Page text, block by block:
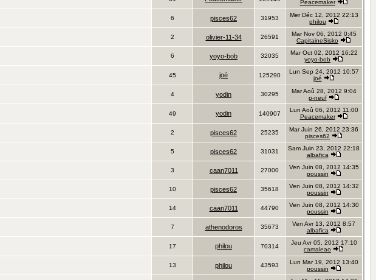
Peacemaker
6 pisces62 31953
Mer Déc 12, 2012 22:13
philou
2 olivier-11-34 26591
Mar Nov 06, 2012 0:45
CapitaineSisko
6 yoyo-bob 32035
Mar Oct 02, 2012 16:22
yoyo-bob
45 joé 125290
Lun Sep 24, 2012 10:57
joé
4 yodin 30295
Mar Aoû 28, 2012 9:04
p-neuf
49 yodin 140907
Lun Aoû 06, 2012 11:00
Peacemaker
2 pisces62 25235
Mar Juin 26, 2012 23:36
pisces62
5 pisces62 31031
Sam Juin 23, 2012 22:18
albafica
3 caan7011 27000
Ven Juin 08, 2012 14:35
poussin
10 pisces62 35618
Ven Juin 08, 2012 14:32
poussin
14 caan7011 44790
Ven Juin 08, 2012 14:30
poussin
7 athenodoros 35673
Ven Avr 13, 2012 8:57
albafica
17 philou 70314
Jeu Avr 05, 2012 17:10
camaleao
13 philou 43593
Lun Mar 19, 2012 13:40
poussin